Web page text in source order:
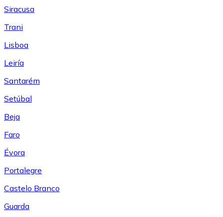
Siracusa
Trani
Lisboa
Leiría
Santarém
Setúbal
Beja
Faro
Évora
Portalegre
Castelo Branco
Guarda